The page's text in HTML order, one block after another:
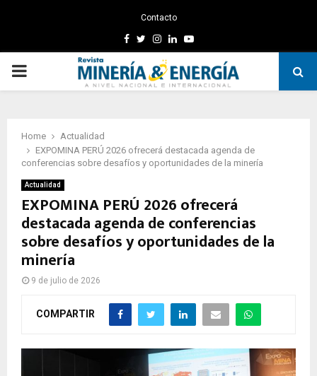
Contacto
Facebook
TwitterInstagram
LinkedinYoutube
PRIMARY
Home
Actualidad
EXPOMINA PERÚ 2026 ofrecerá destacada agenda de
conferencias sobre desafíos y oportunidades de la minería
Actualidad
EXPOMINA PERÚ 2026 ofrecerá
destacada agenda de conferencias
sobre desafíos y oportunidades de la
minería
9 de julio de 2026
COMPARTIR